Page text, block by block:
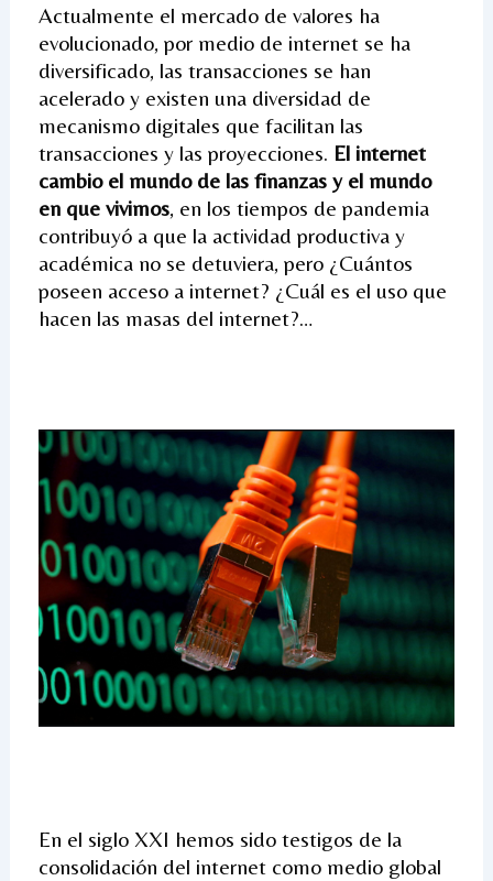
Actualmente el mercado de valores ha
evolucionado, por medio de internet se ha
diversificado, las transacciones se han
acelerado y existen una diversidad de
mecanismo digitales que facilitan las
transacciones y las proyecciones. El internet
cambio el mundo de las finanzas y el mundo
en que vivimos, en los tiempos de pandemia
contribuyó a que la actividad productiva y
académica no se detuviera, pero ¿Cuántos
poseen acceso a internet? ¿Cuál es el uso que
hacen las masas del internet?…
En el siglo XXI hemos sido testigos de la
consolidación del internet como medio global